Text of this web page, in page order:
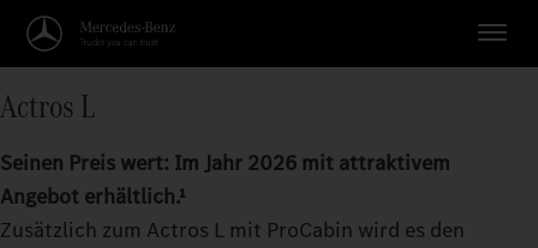
Actros L
Seinen Preis wert: Im Jahr 2026 mit attraktivem
Angebot erhältlich.¹
Zusätzlich zum Actros L mit ProCabin wird es den